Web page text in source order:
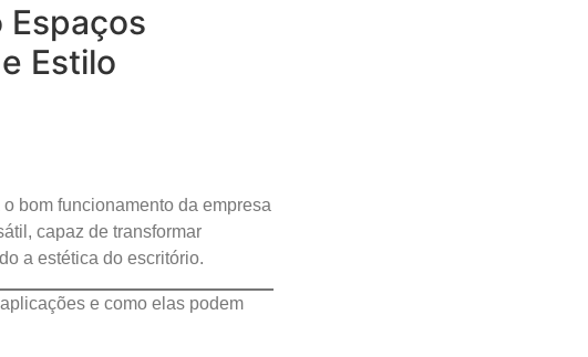
Espaços
Estilo
bom funcionamento da empresa
capaz de transformar
a estética do escritório.
e como elas podem